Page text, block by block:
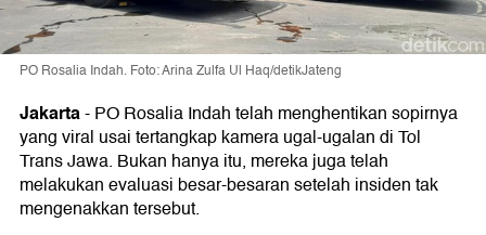
PO Rosalia Indah. Foto: Arina Zulfa Ul Haq/detikJateng
Jakarta-PO Rosalia Indah telah menghentikan sopirnya
yang viral usai tertangkap kamera ugal-ugalan di Tol
Trans Jawa. Bukan hanya itu, mereka juga telah
melakukan evaluasi besar-besaran setelah insiden tak
mengenakkan tersebut.